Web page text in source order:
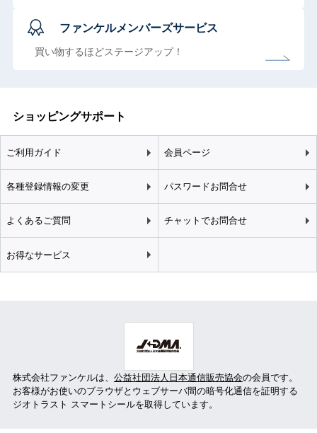
ファンケルメンバーズサービス
買い物するほどステージアップ！
ショッピングサポート
ご利用ガイド 会員ページ
各種登録情報の変更 パスワードお問合せ
よくあるご質問 チャットでお問合せ
お得なサービス
株式会社ファンケルは、 公益社団法人日本通信販売協会の会員です。
お客様がお使いのブラウザとウェブサーバ間の暗号化通信を証明する
ジオトラスト スマートシールを取得しています。